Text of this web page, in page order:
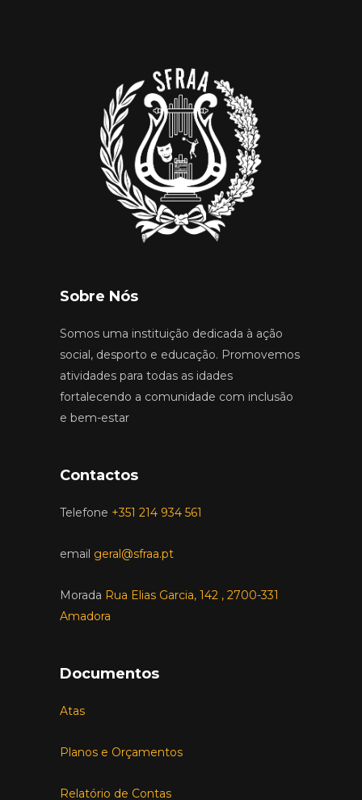
Sobre Nós
Somos uma instituição dedicada à ação
social, desporto e educação. Promovemos
atividades para todas as idades
fortalecendo a comunidade com inclusão
e bem-estar
Contactos
Telefone +351 214 934 561
email geral@sfraa.pt
Morada Rua Elias Garcia, 142 , 2700-331
Amadora
Documentos
Atas
Planos e Orçamentos
Relatório de Contas